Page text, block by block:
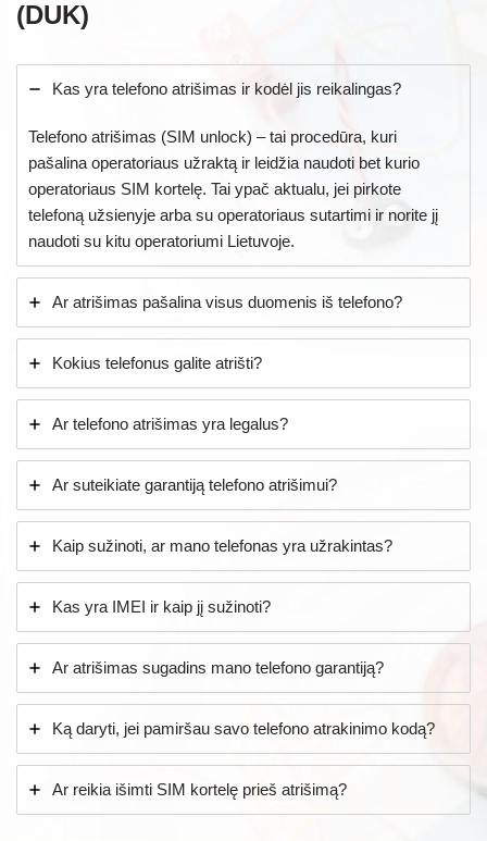
(DUK)
Kas yra telefono atrišimas ir kodėl jis reikalingas?
Telefono atrišimas (SIM unlock) – tai procedūra, kuri
pašalina operatoriaus užraktą ir leidžia naudoti bet kurio
operatoriaus SIM kortelę. Tai ypač aktualu, jei pirkote
telefoną užsienyje arba su operatoriaus sutartimi ir norite jį
naudoti su kitu operatoriumi Lietuvoje.
Ar atrišimas pašalina visus duomenis iš telefono?
Kokius telefonus galite atrišti?
Ar telefono atrišimas yra legalus?
Ar suteikiate garantiją telefono atrišimui?
Kaip sužinoti, ar mano telefonas yra užrakintas?
Kas yra IMEI ir kaip jį sužinoti?
Ar atrišimas sugadins mano telefono garantiją?
Ką daryti, jei pamiršau savo telefono atrakinimo kodą?
Ar reikia išimti SIM kortelę prieš atrišimą?